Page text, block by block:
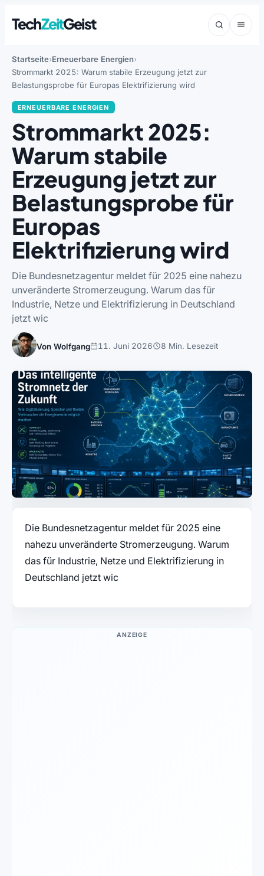
TechZeitGeist
Startseite Erneuerbare Energien
Strommarkt 2025: Warum stabile Erzeugung jetzt zur
Belastungsprobe für Europas Elektrifizierung wird
ERNEUERBARE ENERGIEN
Strommarkt 2025:
Warum stabile
Erzeugung jetzt zur
Belastungsprobe für
Europas
Elektrifizierung wird
Die Bundesnetzagentur meldet für 2025 eine nahezu
unveränderte Stromerzeugung. Warum das für
Industrie, Netze und Elektrifizierung in Deutschland
jetzt wic
Von Wolfgang 11. Juni 2026 8 Min. Lesezeit
Die Bundesnetzagentur meldet für 2025 eine
nahezu unveränderte Stromerzeugung. Warum
das für Industrie, Netze und Elektrifizierung in
Deutschland jetzt wic
ANZEIGE